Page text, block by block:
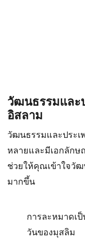
วัฒนธรรมและ
อิสลาม
วัฒนธรรมและประ
หลายและมีเอกลักษ
ช่วยให้คุณเข้าใจวั
มากขึ้น
การละหมาดเ
วันของมุสลิม